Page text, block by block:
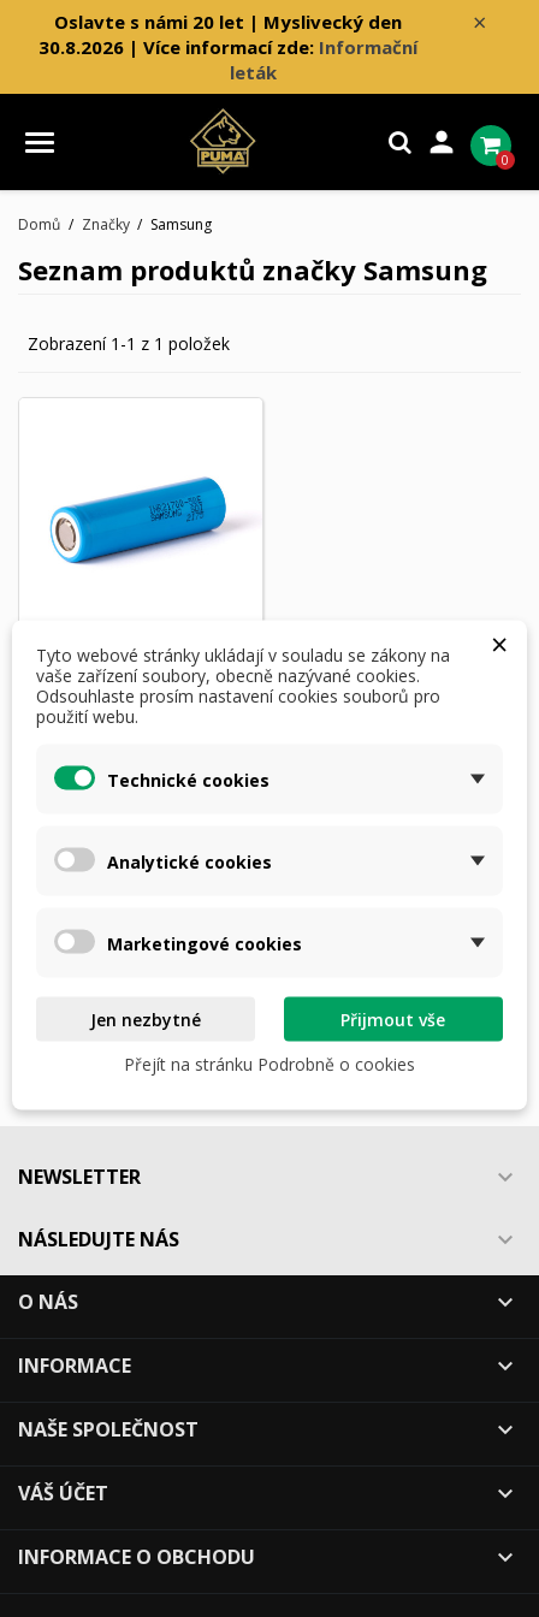
×
Oslavte s námi 20 let | Myslivecký den
30.8.2026 | Více informací zde: Informační
leták

0
Domů Značky Samsung
Seznam produktů značky Samsung
Zobrazení 1-1 z 1 položek
Baterie 21700
Samsung 5000mAh
450,00 Kč
Přidat do košíku
Zpět na začátek
NEWSLETTER 
NÁSLEDUJTE NÁS 
O NÁS 
INFORMACE 
NAŠE SPOLEČNOST 
VÁŠ ÚČET 
INFORMACE O OBCHODU 
×
Tyto webové stránky ukládají v souladu se zákony na
vaše zařízení soubory, obecně nazývané cookies.
Odsouhlaste prosím nastavení cookies souborů pro
použití webu.
Technické cookies
Analytické cookies
Marketingové cookies
Jen nezbytné
Přijmout vše
Přejít na stránku Podrobně o cookies